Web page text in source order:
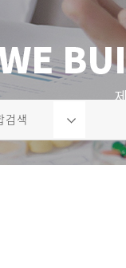
검색